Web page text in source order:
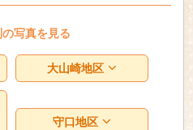
写真を見る
大山崎地区
守口地区